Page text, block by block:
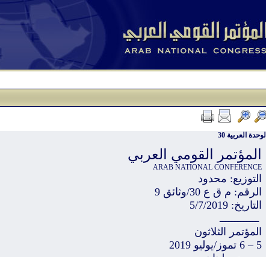
الوحدة العربية 30
المؤتمر القومي العربي
ARAB NATIONAL CONFERENCE
التوزيع: محدود
الرقم: م ق ع 30/وثائق 9
التاريخ: 5/7/2019
ـــــــــــــ
المؤتمر الثلاثون
5 – 6 تموز/يوليو 2019